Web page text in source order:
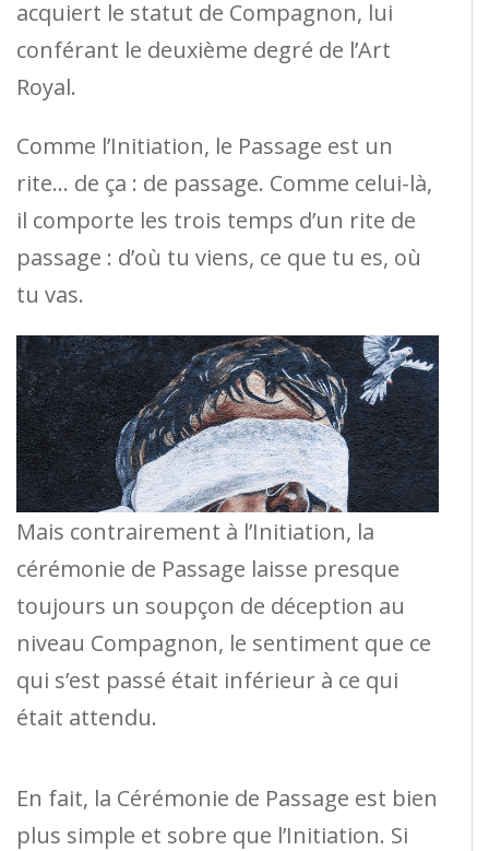
acquiert le statut de Compagnon, lui
conférant le deuxième degré de l’Art
Royal.
Comme l’Initiation, le Passage est un
rite… de ça : de passage. Comme celui-là,
il comporte les trois temps d’un rite de
passage : d’où tu viens, ce que tu es, où
tu vas.
Mais contrairement à l’Initiation, la
cérémonie de Passage laisse presque
toujours un soupçon de déception au
niveau Compagnon, le sentiment que ce
qui s’est passé était inférieur à ce qui
était attendu.
En fait, la Cérémonie de Passage est bien
plus simple et sobre que l’Initiation. Si